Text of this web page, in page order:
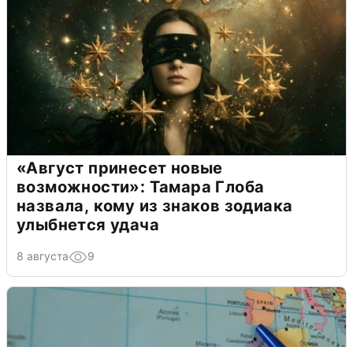
«Август принесет новые
возможности»: Тамара Глоба
назвала, кому из знаков зодиака
улыбнется удача
8 августа 9